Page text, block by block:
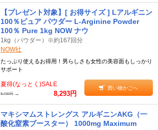
【プレゼント対象】[ お得サイズ ] Lアルギニン
100％ピュア パウダー L-Arginine Powder
100％ Pure 1kg NOW ナウ
1kg（パウダー）※約167回分
NOW社
たっぷり使えるお得用！男らしさも女性の美容面もしっかり
サポート
夏得(なっとく)SALE
8,730円 → 8,293円
買い物かごへ
マキシマムストレングス アルギニンAKG（一
酸化窒素ブースター） 1000mg Maximum